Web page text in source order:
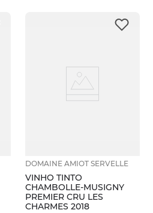
DOMAINE AMIOT SERVELLE
VINHO TINTO
CHAMBOLLE-MUSIGNY
PREMIER CRU LES
CHARMES 2018